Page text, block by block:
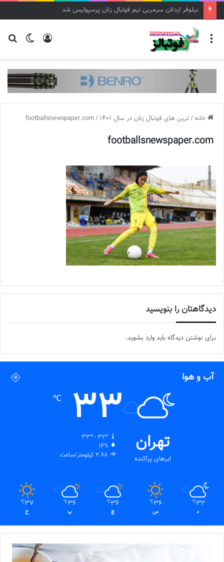
مریم ایراندوست سرمربی تیم فوتبال زنان استقلال شد
تغییر
ورود منو
خانه/ترین‌ های فوتبال زنان در سال 1401 /
footballsnewspaper.com
footballsnewspaper.com
دیدگاهتان را بنویسید
برای نوشتن دیدگاه باید وارد بشوید.
آب و هوا
تهران
ابرهای پراکنده
33
℃
33º - 32º
14%
2.68 کیلومتر/ساعت
32
℃
د
36
℃
س
36
℃
چ
36
℃
پ
37
℃
ج